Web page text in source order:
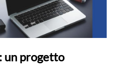
un progetto